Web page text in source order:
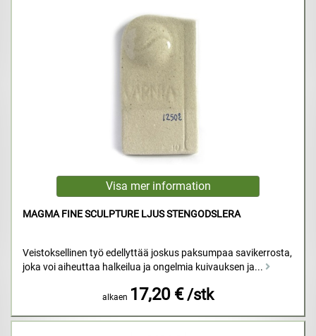
MAGMA FINE SCULPTURE LJUS STENGODSLERA
Veistoksellinen työ edellyttää joskus paksumpaa savikerrosta,
joka voi aiheuttaa halkeilua ja ongelmia kuivauksen ja...
alkaen 17,20 € /stk